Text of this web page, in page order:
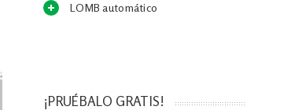
LOMB automático
¡PRUÉBALO GRATIS!